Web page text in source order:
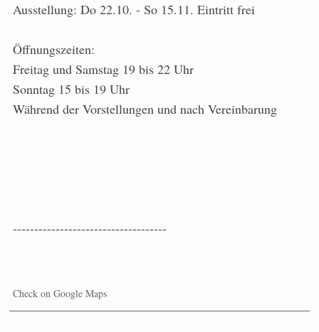
Ausstellung: Do 22.10. - So 15.11. Eintritt frei
Öffnungszeiten:
Freitag und Samstag 19 bis 22 Uhr
Sonntag 15 bis 19 Uhr
Während der Vorstellungen und nach Vereinbarung
------------------------------------
Check on Google Maps